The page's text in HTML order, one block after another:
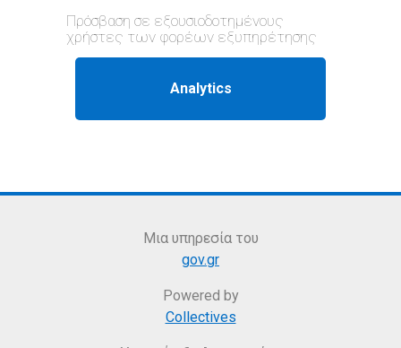
Πρόσβαση σε εξουσιοδοτημένους
χρήστες των φορέων εξυπηρέτησης
Μια υπηρεσία του
gov.gr
Powered by
Collectives